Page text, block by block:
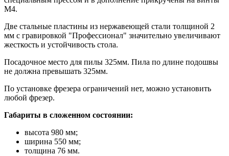
М4.
Две стальные пластины из нержавеющей стали толщиной 2
мм с гравировкой "Профессионал" значительно увеличивают
жесткость и устойчивость стола.
Посадочное место для пилы 325мм. Пила по длине подошвы
не должна превышать 325мм.
По установке фрезера ограничений нет, можно установить
любой фрезер.
Габариты в сложенном состоянии:
высота 980 мм;
ширина 550 мм;
толщина 76 мм.